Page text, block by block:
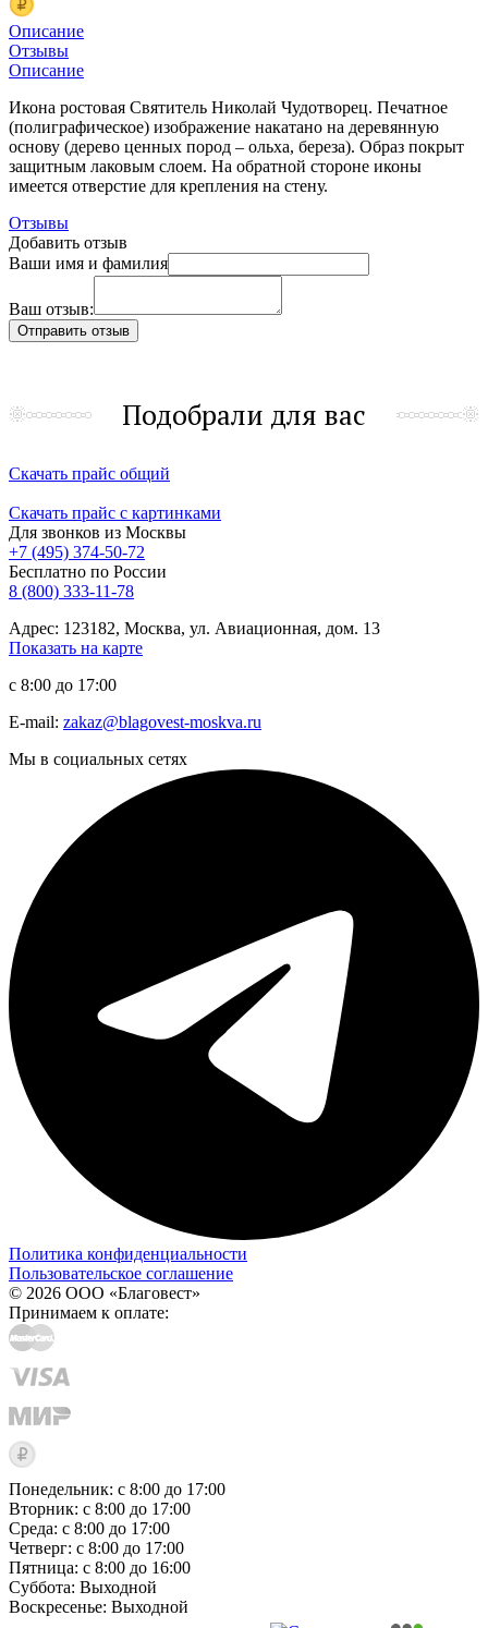
Описание
Отзывы
Описание
Икона ростовая Святитель Николай Чудотворец. Печатное
(полиграфическое) изображение накатано на деревянную
основу (дерево ценных пород – ольха, береза). Образ покрыт
защитным лаковым слоем. На обратной стороне иконы
имеется отверстие для крепления на стену.
Отзывы
Добавить отзыв
Ваши имя и фамилия
Ваш отзыв:
Подобрали для вас
Скачать прайс общий
Скачать прайс с картинками
Для звонков из Москвы
+7 (495) 374-50-72
Бесплатно по России
8 (800) 333-11-78
Адрес: 123182, Москва, ул. Авиационная, дом. 13
Показать на карте
с 8:00 до 17:00
E-mail: zakaz@blagovest-moskva.ru
Мы в социальных сетях
Политика конфиденциальности
Пользовательское соглашение
© 2026 ООО «Благовест»
Принимаем к оплате:
Понедельник: с 8:00 до 17:00
Вторник: с 8:00 до 17:00
Среда: с 8:00 до 17:00
Четверг: с 8:00 до 17:00
Пятница: с 8:00 до 16:00
Суббота: Выходной
Воскресенье: Выходной